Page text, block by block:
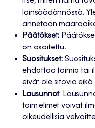
lainsäädännössä.
annetaan
Päätökset:
on osoitettu.
Suositukset:
ehdottaa toimia tai
eivät ole sitovia eikä
Lausunnot:
toimielimet voivat
oikeudellisia